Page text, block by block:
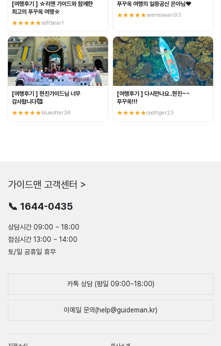
[여행후기 ] ☆리엔 가이드와 함께한
최고의 푸꾸옥 여행☆
★★★★★softbear1
푸꾸옥 여행의 일등공신 은아님❤️
★★★★★warmswan93
[여행후기 ] 현진가이드님 너무
감사합니다🥰
★★★★★ blueotter34
[여행후기 ] 다시만나요..현진~~
푸꾸옥!!!
★★★★★cooltiger23
가이드맨 고객센터 >
📞 1644-0435
상담시간 09:00 ~ 18:00
점심시간 13:00 ~ 14:00
토/일 공휴일 휴무
카톡 상담 (평일 09:00~18:00)
이메일 문의(help@guideman.kr)